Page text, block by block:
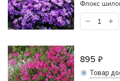
Флокс
895
Товар